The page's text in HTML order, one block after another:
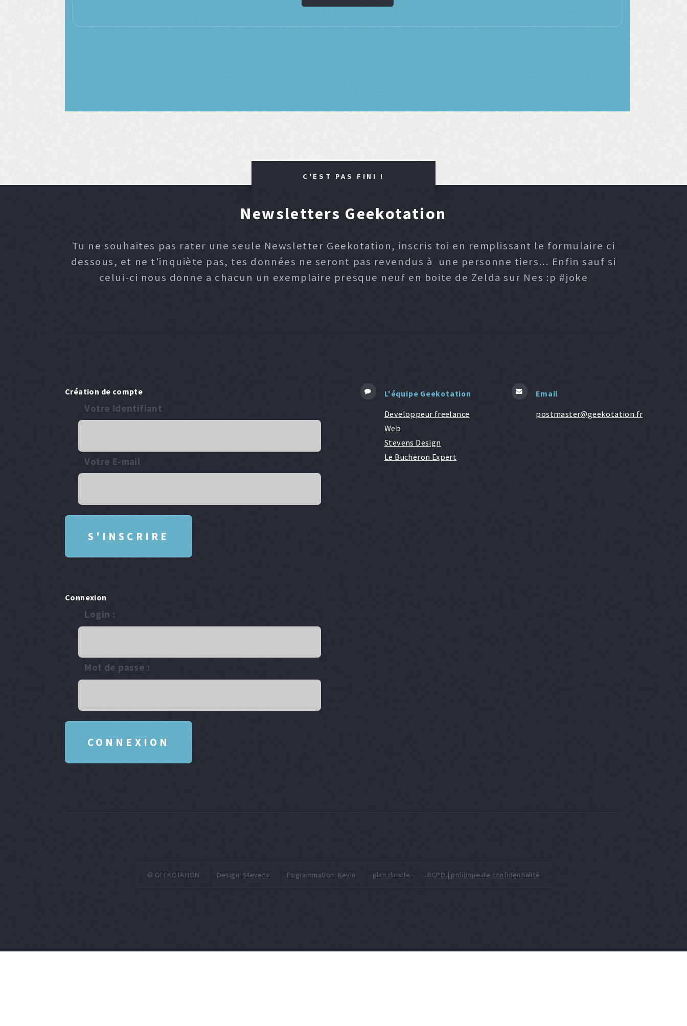
C'EST PAS FINI !
Newsletters Geekotation
Tu ne souhaites pas rater une seule Newsletter Geekotation, inscris toi en remplissant le formulaire ci
dessous, et ne t'inquiète pas, tes données ne seront pas revendus à une personne tiers... Enfin sauf si
celui-ci nous donne a chacun un exemplaire presque neuf en boite de Zelda sur Nes :p #joke
Création de compte
Votre Identifiant
Votre E-mail
Connexion
Login :
Mot de passe :
L'équipe Geekotation
Developpeur freelance
Web
Stevens Design
Le Bucheron Expert
Email
postmaster@geekotation.fr
© GEEKOTATION. Design: Stevens Pogrammation: Kevin plan du site RGPD | politique de confidentialité